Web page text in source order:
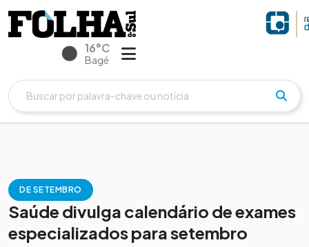
16°C
Bagé
DE SETEMBRO
Saúde divulga calendário de exames
especializados para setembro